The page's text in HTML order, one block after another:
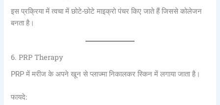
इस प्रक्रिया में त्वचा में छोटे-छोटे माइक्रो पंचर किए जाते हैं जिससे कोलेजन
बनता है।
6. PRP Therapy
PRP में मरीज के अपने खून से प्लाज्मा निकालकर स्किन में लगाया जाता है।
फायदे: